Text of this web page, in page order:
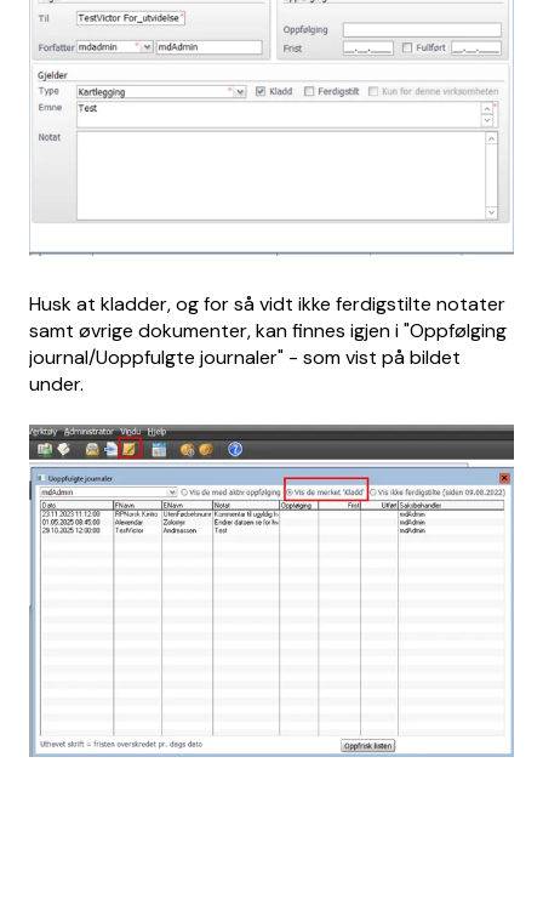
Husk at kladder, og for så vidt ikke ferdigstilte notater
samt øvrige dokumenter, kan finnes igjen i "Oppfølging
journal/Uoppfulgte journaler" - som vist på bildet
under.